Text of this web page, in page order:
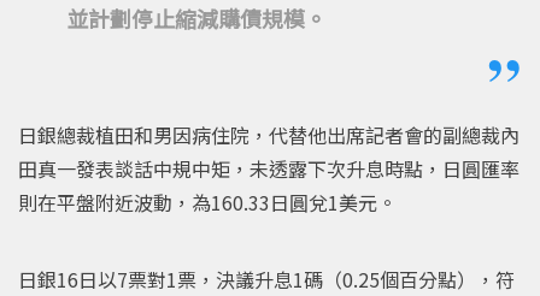
並計劃停止縮減購債規模。
日銀總裁植田和男因病住院，代替他出席記者會的副總裁內
田真一發表談話中規中矩，未透露下次升息時點，日圓匯率
則在平盤附近波動，為160.33日圓兌1美元。
日銀16日以7票對1票，決議升息1碼（0.25個百分點），符